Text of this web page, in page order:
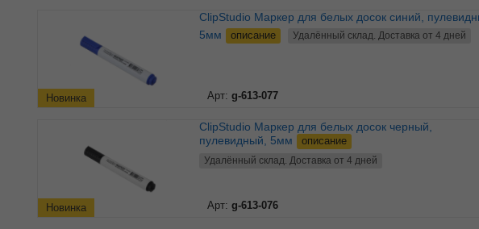
Новинка
ClipStudio Маркер для белых досок синий, пулевидный,
5мм
описание Удалённый склад. Доставка от 4 дней
Арт: g-613-077
Новинка
ClipStudio Маркер для белых досок черный,
пулевидный, 5мм
описание
Удалённый склад. Доставка от 4 дней
Арт: g-613-076